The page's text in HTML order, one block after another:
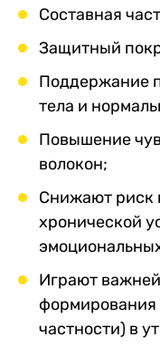
Составная
Защитный
Поддержание
тела и
Повышение
волокон;
Снижают риск
хронической
Играют
формирования
частности) в